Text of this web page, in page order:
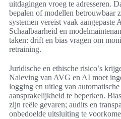
uitdagingen vroeg te adresseren.
bepalen of modellen betrouwbaar
systemen vereist vaak aangepaste
Schaalbaarheid en
taken: drift en bias vragen om
retraining.
Juridische en ethische risico’s
Naleving van AVG en AI moet
logging en uitleg van
aansprakelijkheid te beperken.
zijn reële gevaren; audits en
onbedoelde uitsluiting te